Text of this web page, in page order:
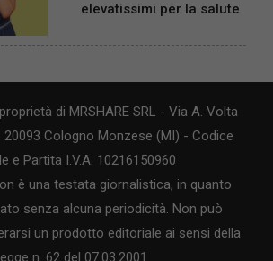
elevatissimi per la salute
di MRSHARE SRL - Via A. Volta
20093 Cologno Monzese (MI) - Codice
e Partita I.V.A. 10216150960
è una testata giornalistica, in quanto
senza alcuna periodicità. Non può
un prodotto editoriale ai sensi della
n. 62 del 07.03.2001